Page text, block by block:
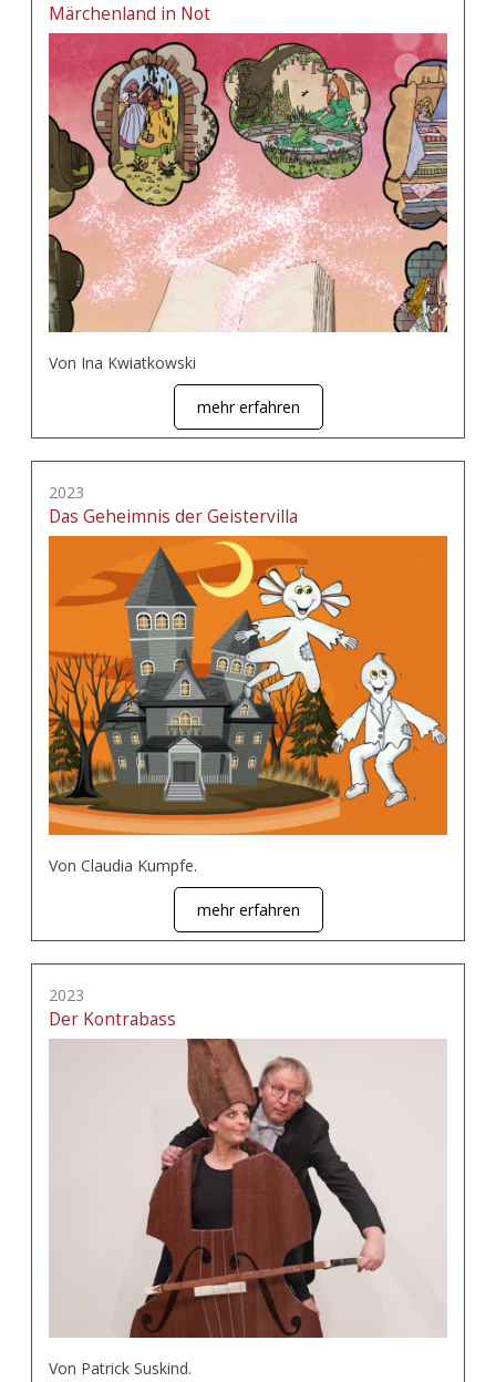
Märchenland in Not
Von Ina Kwiatkowski
mehr erfahren
2023
Das Geheimnis der Geistervilla
Von Claudia Kumpfe.
mehr erfahren
2023
Der Kontrabass
Von Patrick Suskind.